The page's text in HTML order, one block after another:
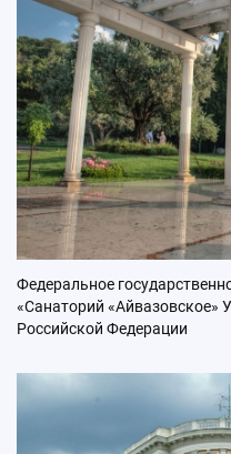
Федеральное
«Санаторий «Айвазовское»
Российской Федерации